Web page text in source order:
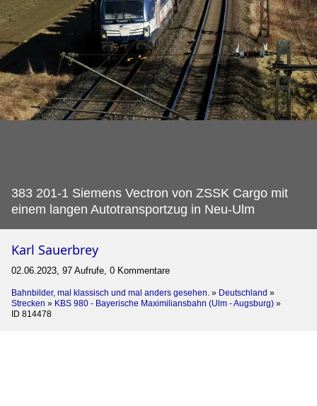
383 201-1 Siemens Vectron von ZSSK Cargo mit
einem langen Autotransportzug in Neu-Ulm
Karl Sauerbrey
02.06.2023, 97 Aufrufe, 0 Kommentare
Bahnbilder, mal klassisch und mal anders gesehen. » Deutschland »
Strecken » KBS 980 - Bayerische Maximiliansbahn (Ulm - Augsburg) »
ID 814478